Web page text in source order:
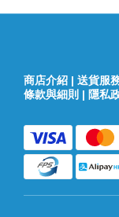
商店介紹 | 送貨服
條款與細則 | 隱私